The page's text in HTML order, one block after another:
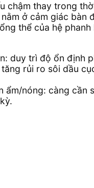
chậm thay trong
ở cảm giác bàn
thể của hệ phanh
duy trì độ ổn định
tăng rủi ro sôi dầu
ẩm/nóng: càng cần